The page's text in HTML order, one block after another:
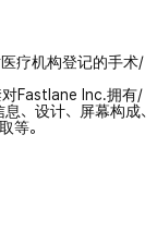
疗机构登记的手术/
Fastlane Inc.拥有/
、设计、屏幕构成、
等。